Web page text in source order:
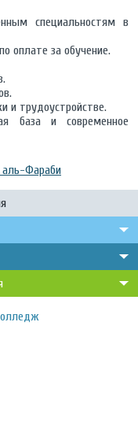
специальностям в
оплате за обучение.
и трудоустройстве.
база и современное
аль-Фараби